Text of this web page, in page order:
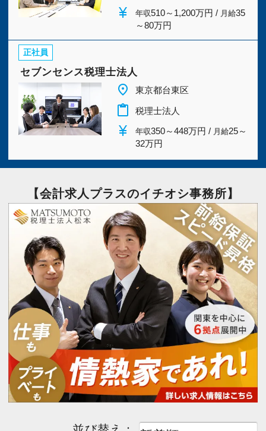
23区外(19) currency_yen 年収510～1,200万円 / 月給35
～80万円
正社員
セブンセンス税理士法人
place 東京都台東区
content_paste 税理士法人
currency_yen 年収350～448万円 / 月給25～
32万円
【会計求人プラスのイチオシ事務所】